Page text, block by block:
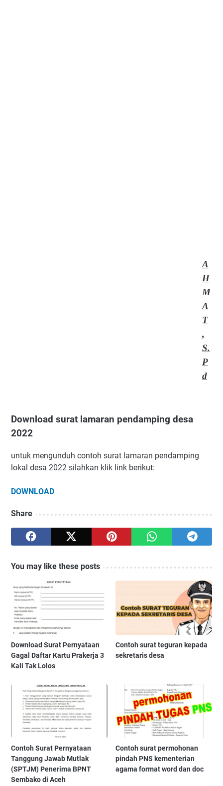
A
H
M
A
T
,
S.
P
d
Download surat lamaran pendamping desa
2022
untuk mengunduh contoh surat lamaran pendamping
lokal desa 2022 silahkan klik link berikut:
DOWNLOAD
Share
You may like these posts
Download Surat Pernyataan
Gagal Daftar Kartu Prakerja 3
Kali Tak Lolos
Contoh surat teguran kepada
sekretaris desa
Contoh Surat Pernyataan
Tanggung Jawab Mutlak
(SPTJM) Penerima BPNT
Sembako di Aceh
Contoh surat permohonan
pindah PNS kementerian
agama format word dan doc